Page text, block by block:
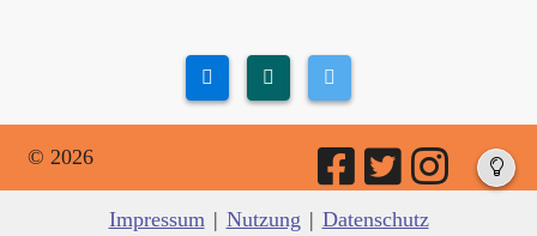
© 2026
Impressum | Nutzung | Datenschutz